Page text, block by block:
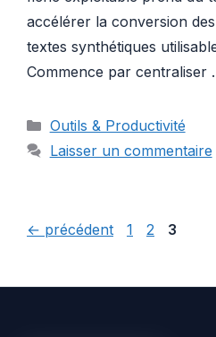
accélérer la conversion
textes synthétiques
Commence par centraliser
Catégories
Outils & Productivité
Laisser un commentaire
← précédent Page
1 Page
2 Page
3